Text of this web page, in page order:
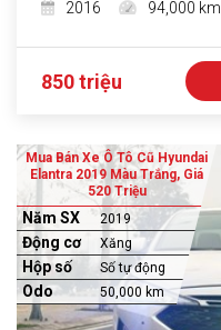
2016
94,000 km
850 triệu
Mua Bán Xe Ô Tô Cũ Hyundai
Elantra 2019 Màu Trắng, Giá
520 Triệu
Năm SX 2019
Động cơ Xăng
Hộp số Số tự động
Odo 50,000 km